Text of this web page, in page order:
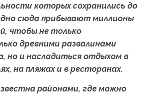
которых сохранились до
сюда прибывают миллионы
чтобы не только
древними развалинами
но и насладиться отдыхом в
на пляжах и в ресторанах.
районами, где можно